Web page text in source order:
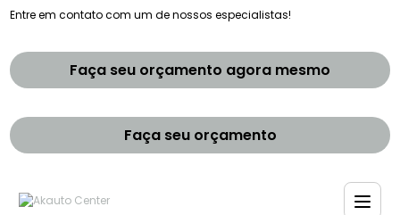
Entre em contato com um de nossos especialistas!
Faça seu orçamento agora mesmo
Faça seu orçamento